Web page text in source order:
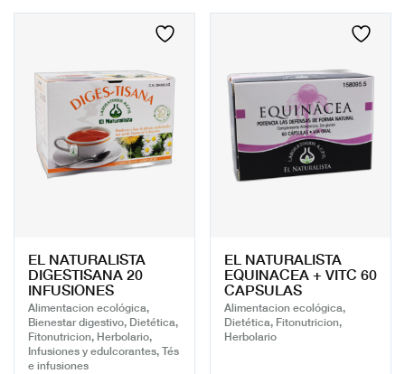
EL NATURALISTA
DIGESTISANA 20
INFUSIONES
Alimentacion ecológica,
Bienestar digestivo, Dietética,
Fitonutricion, Herbolario,
Infusiones y edulcorantes, Tés
e infusiones
EL NATURALISTA
EQUINACEA + VITC 60
CAPSULAS
Alimentacion ecológica,
Dietética, Fitonutricion,
Herbolario